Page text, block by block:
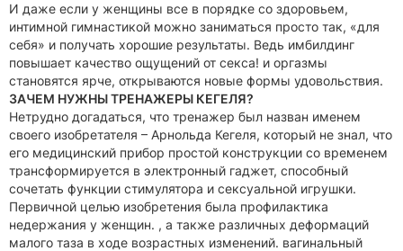
И даже если у женщины все в порядке со здоровьем,
интимной гимнастикой можно заниматься просто так, «для
себя» и получать хорошие результаты. Ведь имбилдинг
повышает качество ощущений от секса! и оргазмы
становятся ярче, открываются новые формы удовольствия.
ЗАЧЕМ НУЖНЫ ТРЕНАЖЕРЫ КЕГЕЛЯ?
Нетрудно догадаться, что тренажер был назван именем
своего изобретателя – Арнольда Кегеля, который не знал, что
его медицинский прибор простой конструкции со временем
трансформируется в электронный гаджет, способный
сочетать функции стимулятора и сексуальной игрушки.
Первичной целью изобретения была профилактика
недержания у женщин. , а также различных деформаций
малого таза в ходе возрастных изменений. вагинальный